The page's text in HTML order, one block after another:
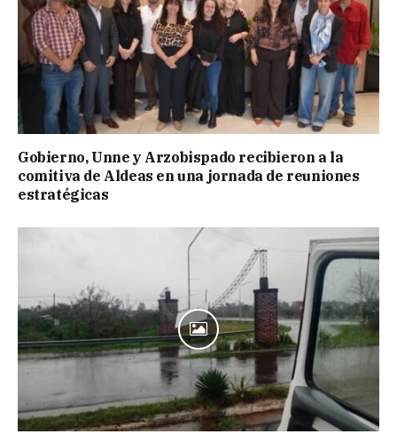
Gobierno, Unne y Arzobispado recibieron a la
comitiva de Aldeas en una jornada de reuniones
estratégicas